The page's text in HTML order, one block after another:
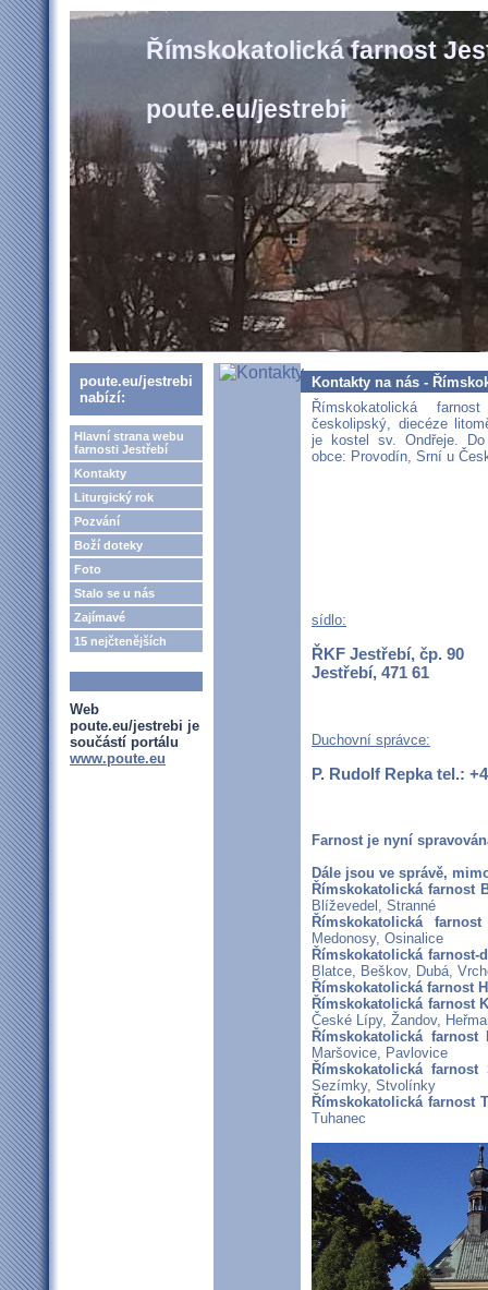
Římskokatolická farnost
poute.eu/jestrebi
poute.eu/jestrebi
nabízí:
Hlavní strana webu
farnosti Jestřebí
Kontakty
Liturgický rok
Pozvání
Boží doteky
Foto
Stalo se u nás
Zajímavé
15 nejčtenějších
Web
poute.eu/jestrebi je
součástí portálu
www.poute.eu
Kontakty na nás -
Římskokatolická
českolipský, diecéze
je kostel sv. Ondřeje.
obce: Provodín, Srní u
sídlo:
ŘKF Jestřebí, čp. 90
Jestřebí, 471 61
Duchovní správce:
P. Rudolf Repka tel.:
Farnost je nyní
Dále jsou ve správě,
Římskokatolická farnost
Blíževedel, Stranné
Římskokatolická farnost
Medonosy, Osinalice
Římskokatolická farnost-
Blatce, Beškov, Dubá,
Římskokatolická farnost
Římskokatolická farnost
České Lípy, Žandov,
Římskokatolická farnost
Maršovice, Pavlovice
Římskokatolická farnost
Sezímky, Stvolínky
Římskokatolická farnost
Tuhanec